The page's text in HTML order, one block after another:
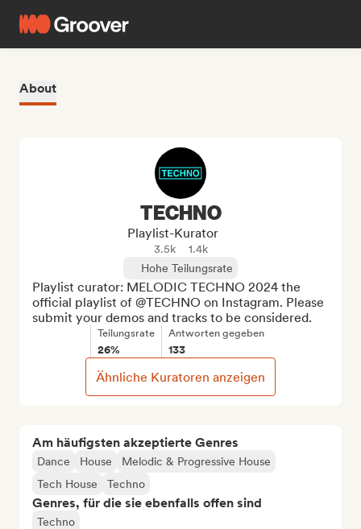
About
Am häufigsten akzeptierte Genres
Dance House
Melodic & Progressive House
Tech House
Techno
Genres, für die sie ebenfalls offen sind
Techno
TECHNO
Playlist-Kurator
3.5k
1.4k
Hohe Teilungsrate
Playlist curator: MELODIC TECHNO 2024 the
official playlist of @TECHNO on Instagram. Please
submit your demos and tracks to be considered.
Teilungsrate
26%
Antworten gegeben
133
Ähnliche Kuratoren anzeigen